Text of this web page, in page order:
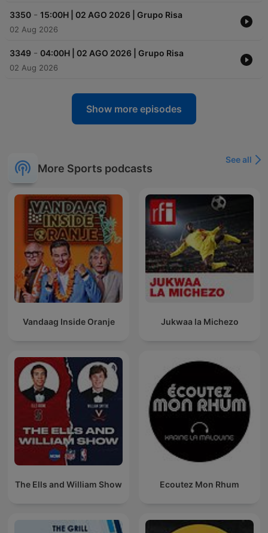
3350 - 15:00H | 02 AGO 2026 | Grupo Risa
02 Aug 2026
3349 - 04:00H | 02 AGO 2026 | Grupo Risa
02 Aug 2026
Show more episodes
More Sports podcasts
See all
Vandaag Inside Oranje Jukwaa la Michezo
The Ells and William Show Ecoutez Mon Rhum